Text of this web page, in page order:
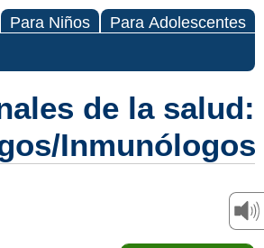
Para Niños Para Adolescentes
de la salud:
Inmunólogos